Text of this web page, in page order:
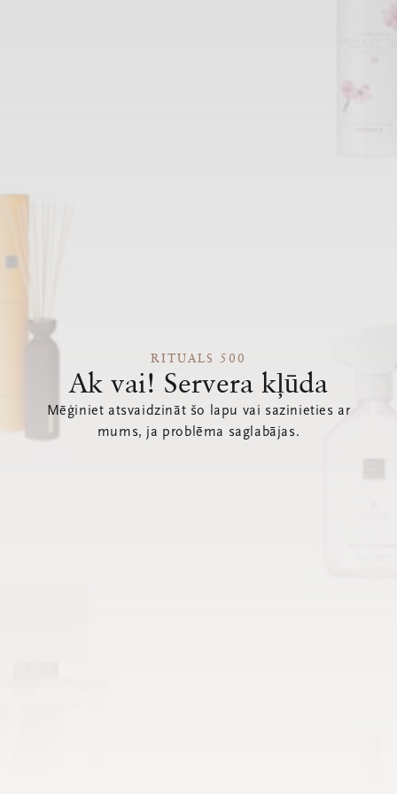
RITUALS 500
Ak vai! Servera kļūda
Mēģiniet atsvaidzināt šo lapu vai sazinieties ar
mums, ja problēma saglabājas.